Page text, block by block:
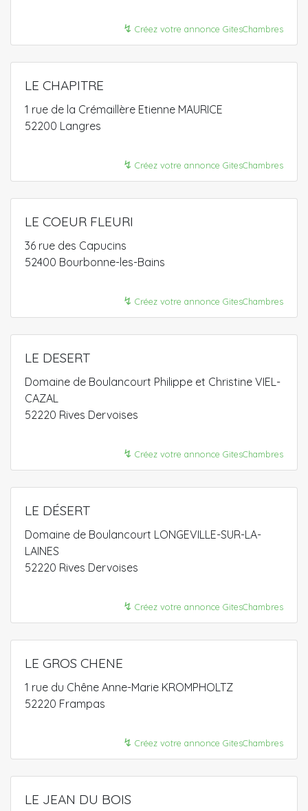
↯ Créez votre annonce GitesChambres
LE CHAPITRE
1 rue de la Crémaillère Etienne MAURICE
52200 Langres
↯ Créez votre annonce GitesChambres
LE COEUR FLEURI
36 rue des Capucins
52400 Bourbonne-les-Bains
↯ Créez votre annonce GitesChambres
LE DESERT
Domaine de Boulancourt Philippe et Christine VIEL-
CAZAL
52220 Rives Dervoises
↯ Créez votre annonce GitesChambres
LE DÉSERT
Domaine de Boulancourt LONGEVILLE-SUR-LA-
LAINES
52220 Rives Dervoises
↯ Créez votre annonce GitesChambres
LE GROS CHENE
1 rue du Chêne Anne-Marie KROMPHOLTZ
52220 Frampas
↯ Créez votre annonce GitesChambres
LE JEAN DU BOIS